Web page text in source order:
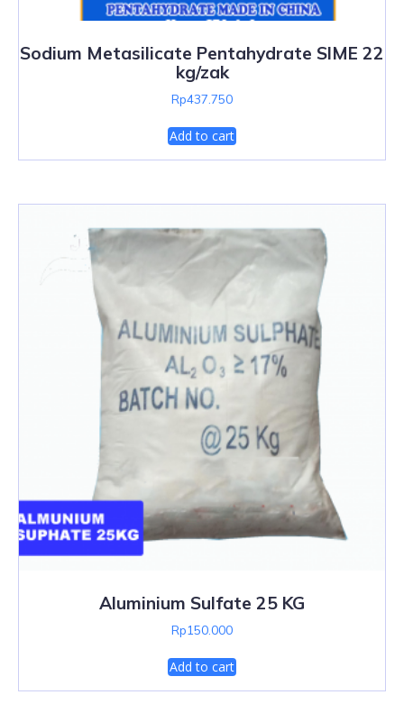
Sodium Metasilicate Pentahydrate SIME 22
kg/zak
Rp437.750
Add to cart
Aluminium Sulfate 25 KG
Rp150.000
Add to cart